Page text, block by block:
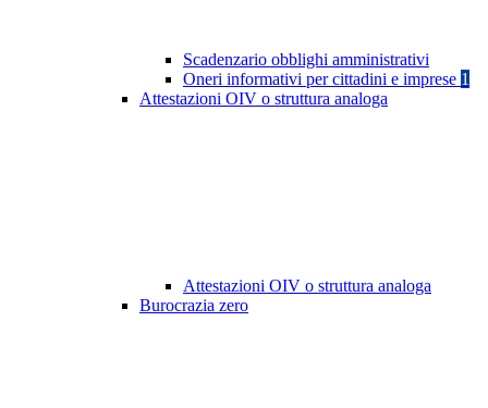
Scadenzario obblighi amministrativi
Oneri informativi per cittadini e imprese 1
Attestazioni OIV o struttura analoga
Attestazioni OIV o struttura analoga
Burocrazia zero